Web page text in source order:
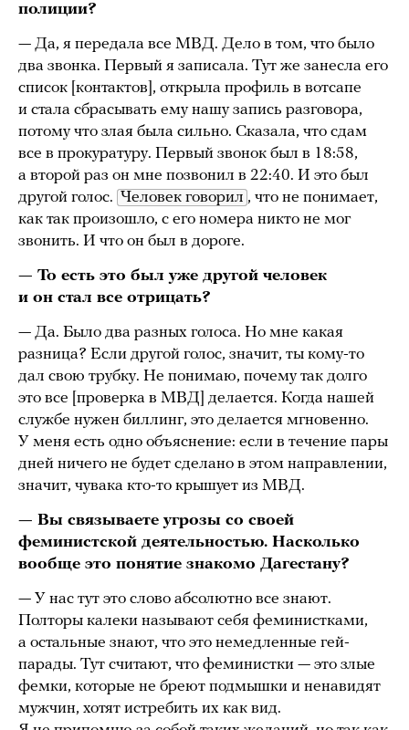
полиции?
— Да, я передала все МВД. Дело в том, что было
два звонка. Первый я записала. Тут же занесла его
список [контактов], открыла профиль в вотсапе
и стала сбрасывать ему нашу запись разговора,
потому что злая была сильно. Сказала, что сдам
все в прокуратуру. Первый звонок был в 18:58,
а второй раз он мне позвонил в 22:40. И это был
другой голос. Человек говорил , что не понимает,
как так произошло, с его номера никто не мог
звонить. И что он был в дороге.
— То есть это был уже другой человек
и он стал все отрицать?
— Да. Было два разных голоса. Но мне какая
разница? Если другой голос, значит, ты кому-то
дал свою трубку. Не понимаю, почему так долго
это все [проверка в МВД] делается. Когда нашей
службе нужен биллинг, это делается мгновенно.
У меня есть одно объяснение: если в течение пары
дней ничего не будет сделано в этом направлении,
значит, чувака кто-то крышует из МВД.
— Вы связываете угрозы со своей
феминистской деятельностью. Насколько
вообще это понятие знакомо Дагестану?
— У нас тут это слово абсолютно все знают.
Полторы калеки называют себя феминистками,
а остальные знают, что это немедленные гей-
парады. Тут считают, что феминистки — это злые
фемки, которые не бреют подмышки и ненавидят
мужчин, хотят истребить их как вид.